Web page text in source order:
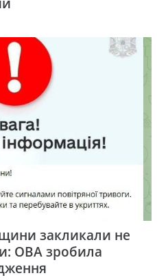
закликали не
ОВА зробила